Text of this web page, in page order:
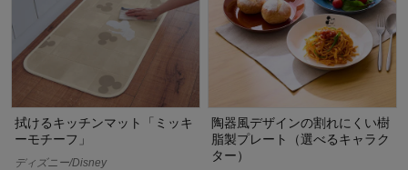
拭けるキッチンマット「ミッキ
ーモチーフ」
ディズニー/Disney
陶器風デザインの割れにくい樹
脂製プレート（選べるキャラク
ター）